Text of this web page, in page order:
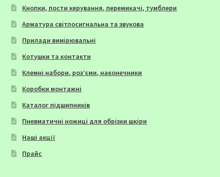
Кнопки, пости керування, перемикачі, тумблери
Арматура світлосигнальна та звукова
Прилади вимірювальні
Котушки та контакти
Клемні набори, роз’єми, наконечники
Коробки монтажні
Каталог підшипників
Пневматичні ножиці для обрізки шкіри
Наші акції
Прайс